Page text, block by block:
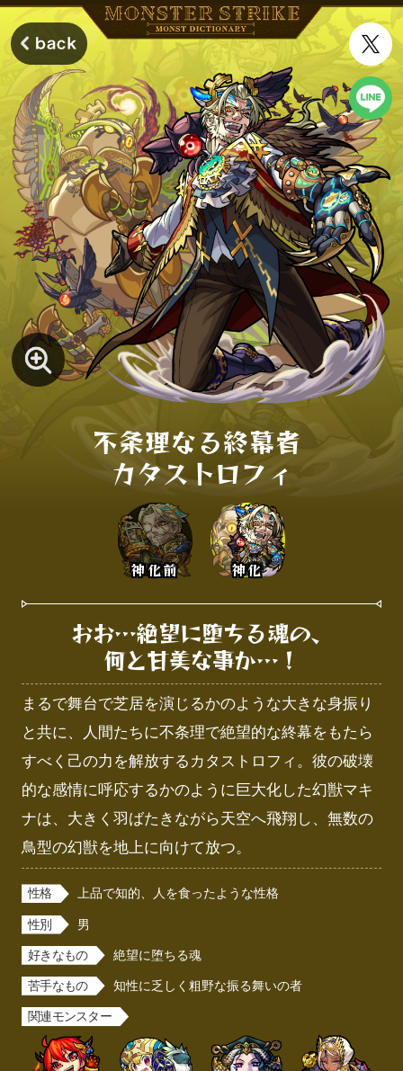
不条理なる終幕者
カタストロフィ
神化前 神化
おお…絶望に堕ちる魂の、
何と甘美な事か…！
まるで舞台で芝居を演じるかのような大きな身振り
と共に、人間たちに不条理で絶望的な終幕をもたら
すべく己の力を解放するカタストロフィ。彼の破壊
的な感情に呼応するかのように巨大化した幻獣マキ
ナは、大きく羽ばたきながら天空へ飛翔し、無数の
鳥型の幻獣を地上に向けて放つ。
性格 上品で知的、人を食ったような性格
性別 男
好きなもの 絶望に堕ちる魂
苦手なもの 知性に乏しく粗野な振る舞いの者
関連モンスター